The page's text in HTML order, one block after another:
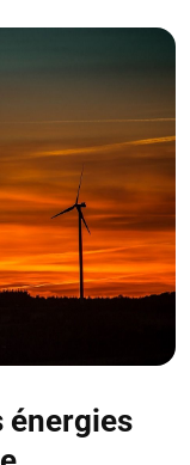
énergies